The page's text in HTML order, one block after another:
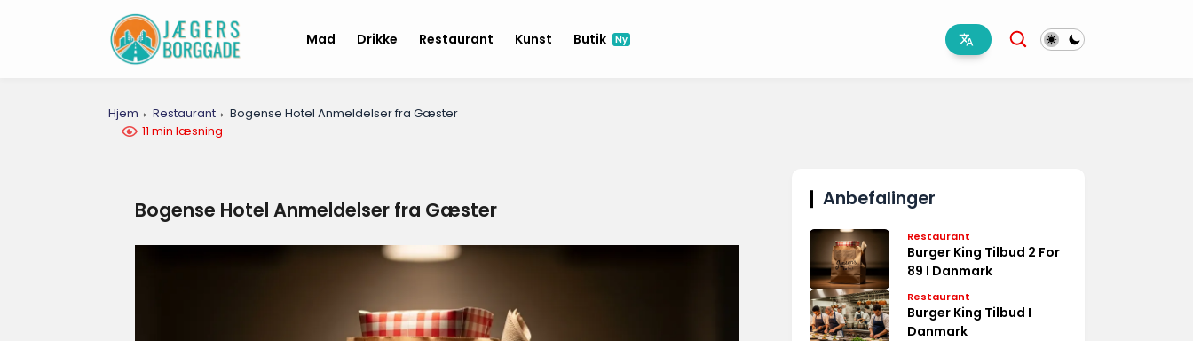
Mad Drikke Restaurant Kunst Butik Ny
Hjem Restaurant
Bogense Hotel Anmeldelser fra Gæster
11 min læsning
Bogense Hotel Anmeldelser fra Gæster Anbefalinger
Restaurant
Burger King Tilbud 2 For
89 I Danmark
Restaurant
Burger King Tilbud I
Danmark